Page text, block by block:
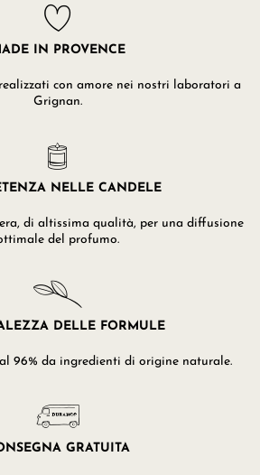
IN PROVENCE
con amore nei nostri laboratori a
Grignan.
NELLE CANDELE
di altissima qualità, per una diffusione
del profumo.
DELLE FORMULE
96% da ingredienti di origine naturale.
GRATUITA